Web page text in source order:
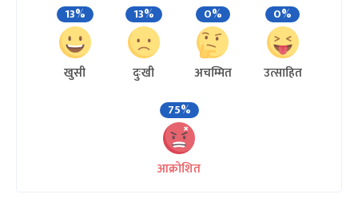
13%
खुसी
13%
दुःखी
0%
अचम्मित
0%
उत्साहित
75%
आक्रोशित